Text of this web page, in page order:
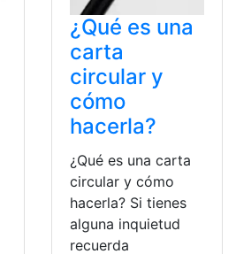
¿Qué es una
carta
circular y
cómo
hacerla?
¿Qué es una carta
circular y cómo
hacerla? Si tienes
alguna inquietud
recuerda